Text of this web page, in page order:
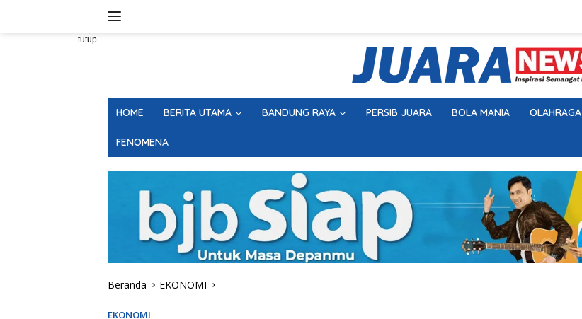
tutup
HOME BERITA UTAMA BANDUNG RAYA PERSIB JUARA BOLA MANIA OLAHRAGA
FENOMENA
Beranda EKONOMI
EKONOMI